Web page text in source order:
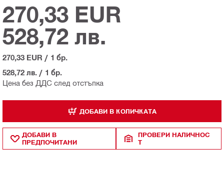
Цена без ДДС след отстъпка
270,33 EUR
528,72 лв.
270,33 EUR / 1 бр.
528,72 лв. / 1 бр.
ДОБАВИ В КОЛИЧКАТА
ДОБАВИ В
ПРЕДПОЧИТАНИ
ПРОВЕРИ НАЛИЧНОС
Т